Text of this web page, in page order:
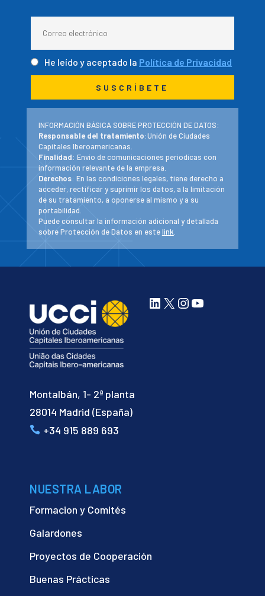
He leído y aceptado la Política de Privacidad
INFORMACIÓN BÁSICA SOBRE PROTECCIÓN DE DATOS:
Responsable del tratamiento:Unión de Ciudades
Capitales Iberoamericanas.
Finalidad: Envío de comunicaciones periodicas con
información relevante de la empresa.
Derechos: En las condiciones legales, tiene derecho a
acceder, rectificar y suprimir los datos, a la limitación
de su tratamiento, a oponerse al mismo y a su
portabilidad.
Puede consultar la información adicional y detallada
sobre Protección de Datos en estelink
Montalbán, 1- 2ª planta
28014 Madrid (España)
+34 915 889 693
LinkedIn
X Instagram
YouTube
NUESTRA LABOR
Formacion y Comités
Galardones
Proyectos de Cooperación
Buenas Prácticas